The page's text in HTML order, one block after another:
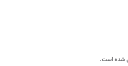
شده است.